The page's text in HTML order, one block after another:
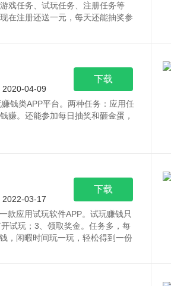
戏任务、试玩任务、注册任务等
在注册还送一元，每天还能抽奖参
2020-04-09
钱类APP平台。两种任务：应用任
赚。还能参加每日抽奖和砸金蛋，
下载
2022-03-17
款应用试玩软件APP。试玩赚钱只
试玩；3、领取奖金。任务多，每
，闲暇时间玩一玩，轻松得到一份
下载